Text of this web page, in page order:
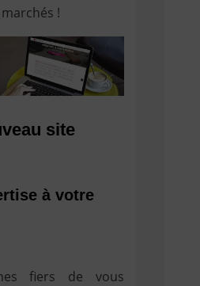
!
site
à votre
fiers de vous